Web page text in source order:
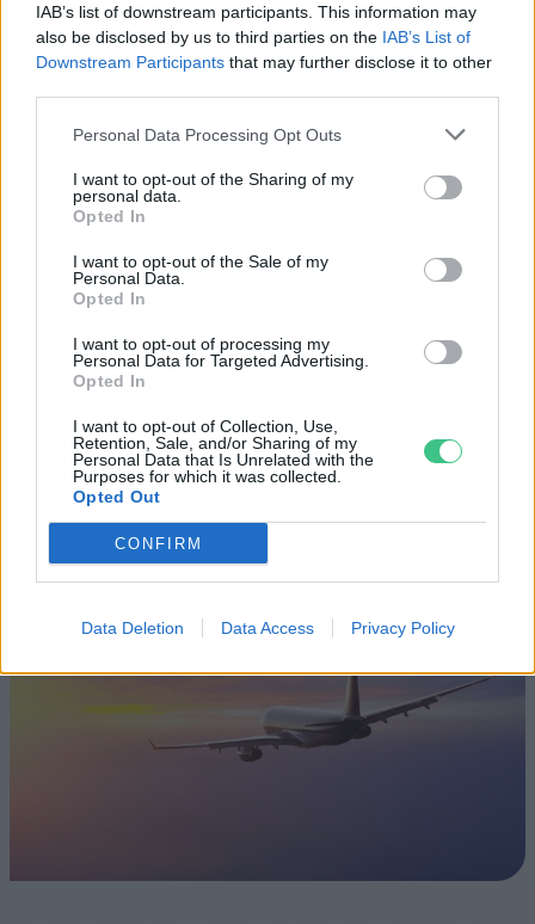
IAB’s list of downstream participants. This information may
also be disclosed by us to third parties on the IAB’s List of
Downstream Participants that may further disclose it to other
Personal Data Processing Opt Outs
I want to opt-out of the Sharing of my
personal data.
Opted In
I want to opt-out of the Sale of my
Personal Data.
Opted In
I want to opt-out of processing my
Personal Data for Targeted Advertising.
Opted In
I want to opt-out of Collection, Use,
Retention, Sale, and/or Sharing of my
Personal Data that Is Unrelated with the
Purposes for which it was collected.
Opted Out
CONFIRM
Data Deletion Data Access Privacy Policy
Ezt a növényt már az őskorban is ismerték, a népi gyógyászatban
Születésnapi programokkal várja a
hétvégén a közönséget a 160 éves
Fővárosi Állatkert
ÉLŐ BOLYGÓNK
Szedd magad őszibarack: itt vannak
a legjobb lelőhelyek!
SZEMLE